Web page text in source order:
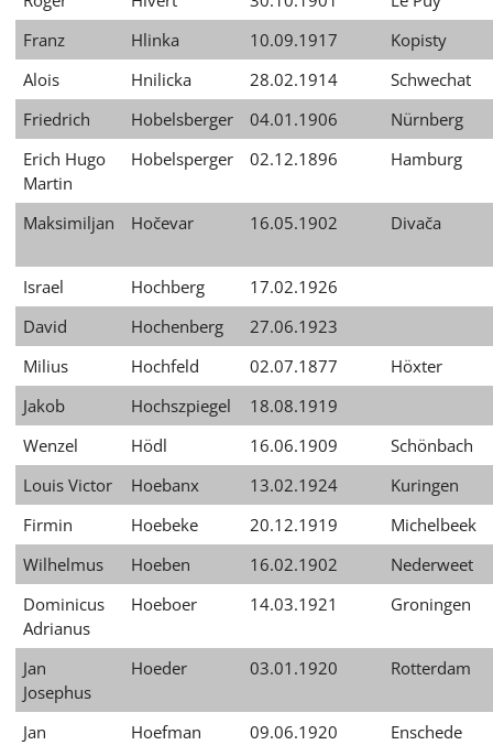
Franz
Hlinka 10.09.1917
Kopisty
Alois
Hnilicka 28.02.1914
Schwechat
Friedrich
Hobelsberger 04.01.1906
Nürnberg
Erich Hugo
Martin
Hobelsperger 02.12.1896 Hamburg
Maksimiljan Hočevar 16.05.1902 Divača
Israel Hochberg
17.02.1926
David
Hochenberg
27.06.1923
Milius
Hochfeld 02.07.1877
Höxter
Jakob
Hochszpiegel
18.08.1919
Wenzel
Hödl 16.06.1909
Schönbach
Louis Victor
Hoebanx 13.02.1924
Kuringen
Firmin
Hoebeke 20.12.1919
Michelbeek
Wilhelmus
Hoeben 16.02.1902
Nederweet
Dominicus
Adrianus
Hoeboer 14.03.1921 Groningen
Jan
Josephus
Hoeder 03.01.1920 Rotterdam
Jan Hoefman 09.06.1920
Enschede